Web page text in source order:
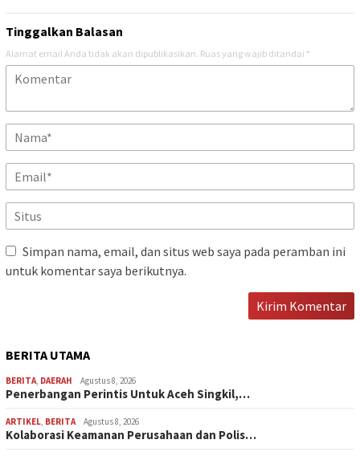
Tinggalkan Balasan
Alamat email Anda tidak akan dipublikasikan. Ruas yang wajib ditandai *
Simpan nama, email, dan situs web saya pada peramban ini
untuk komentar saya berikutnya.
BERITA UTAMA
BERITA, DAERAH Agustus 8, 2026
Penerbangan Perintis Untuk Aceh Singkil,…
ARTIKEL, BERITA Agustus 8, 2026
Kolaborasi Keamanan Perusahaan dan Polis…